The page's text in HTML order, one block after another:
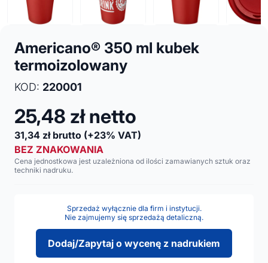
Americano® 350 ml kubek
termoizolowany
KOD: 220001
25,48 zł netto
31,34 zł brutto (+23% VAT)
BEZ ZNAKOWANIA
Cena jednostkowa jest uzależniona od ilości zamawianych sztuk oraz
techniki nadruku.
Sprzedaż wyłącznie dla firm i instytucji.
Nie zajmujemy się sprzedażą detaliczną.
Dodaj/Zapytaj o wycenę z nadrukiem